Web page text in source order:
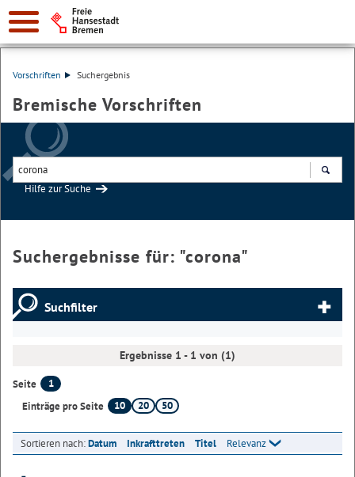
Vorschriften Suchergebnis
Bremische Vorschriften
Hilfe zur Suche
Suchergebnisse für: "corona"
Suchfilter
Ergebnisse 1 - 1 von (1)
Seite
1
Einträge pro Seite
10 20 50
Sortieren nach:Datum Inkrafttreten Titel Relevanz